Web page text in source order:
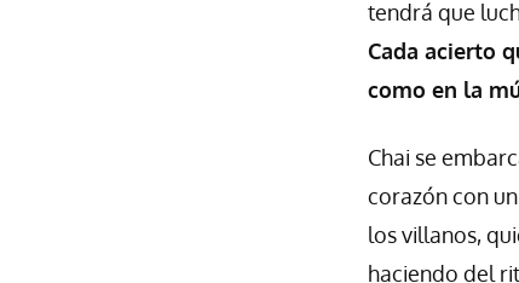
tendrá que
Cada acierto
como en la
Chai se
corazón con
los villanos,
haciendo del